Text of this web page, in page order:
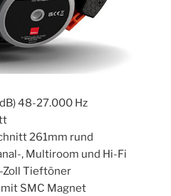
48-27.000 Hz
261mm rund
, Multiroom und Hi-Fi
Zoll Tieftöner
SMC Magnet